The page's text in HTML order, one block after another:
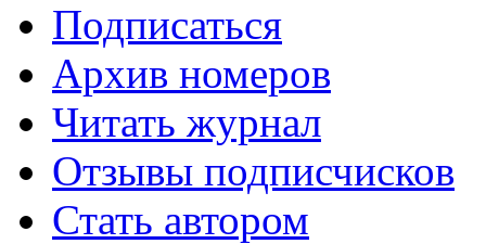
Подписаться
Архив номеров
Читать журнал
Отзывы подписчисков
Стать автором